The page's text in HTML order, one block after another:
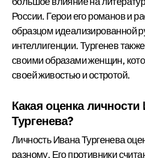
России. Герои его романов и
образцом идеализированной
интеллигенции. Тургенев
своими образами женщин,
своей живостью и остротой.
Какая оценка личности
Тургенева?
Личность Ивана Тургенева
разному. Его противники